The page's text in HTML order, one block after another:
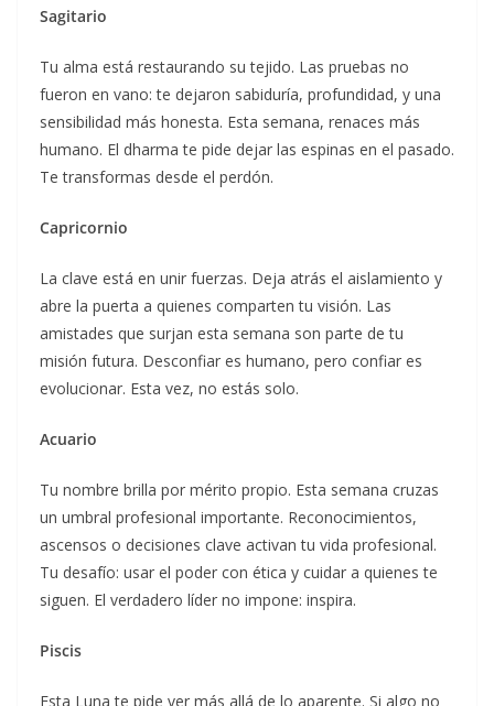
Sagitario
Tu alma está restaurando su tejido. Las pruebas no
fueron en vano: te dejaron sabiduría, profundidad, y una
sensibilidad más honesta. Esta semana, renaces más
humano. El dharma te pide dejar las espinas en el pasado.
Te transformas desde el perdón.
Capricornio
La clave está en unir fuerzas. Deja atrás el aislamiento y
abre la puerta a quienes comparten tu visión. Las
amistades que surjan esta semana son parte de tu
misión futura. Desconfiar es humano, pero confiar es
evolucionar. Esta vez, no estás solo.
Acuario
Tu nombre brilla por mérito propio. Esta semana cruzas
un umbral profesional importante. Reconocimientos,
ascensos o decisiones clave activan tu vida profesional.
Tu desafío: usar el poder con ética y cuidar a quienes te
siguen. El verdadero líder no impone: inspira.
Piscis
Esta Luna te pide ver más allá de lo aparente. Si algo no